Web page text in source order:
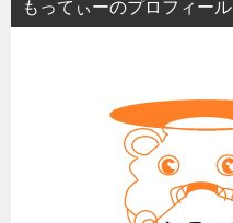
ゲ
もってぃーのプロフィール